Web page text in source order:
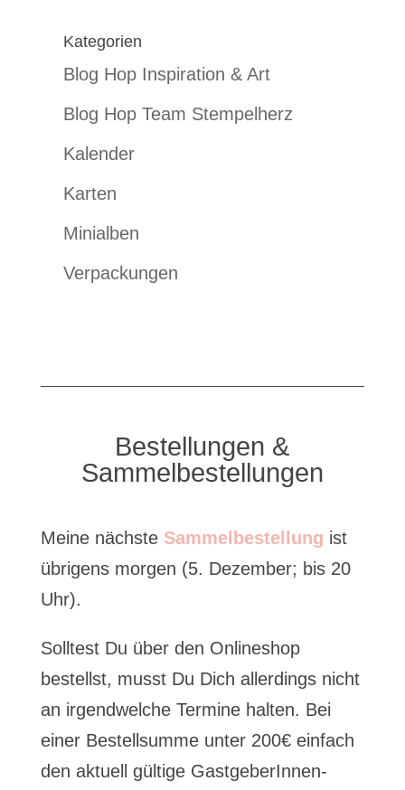
Kategorien
Blog Hop Inspiration & Art
Blog Hop Team Stempelherz
Kalender
Karten
Minialben
Verpackungen
Bestellungen &
Sammelbestellungen
Meine nächste Sammelbestellung ist
übrigens morgen (5. Dezember; bis 20
Uhr).
Solltest Du über den Onlineshop
bestellst, musst Du Dich allerdings nicht
an irgendwelche Termine halten. Bei
einer Bestellsumme unter 200€ einfach
den aktuell gültige GastgeberInnen-